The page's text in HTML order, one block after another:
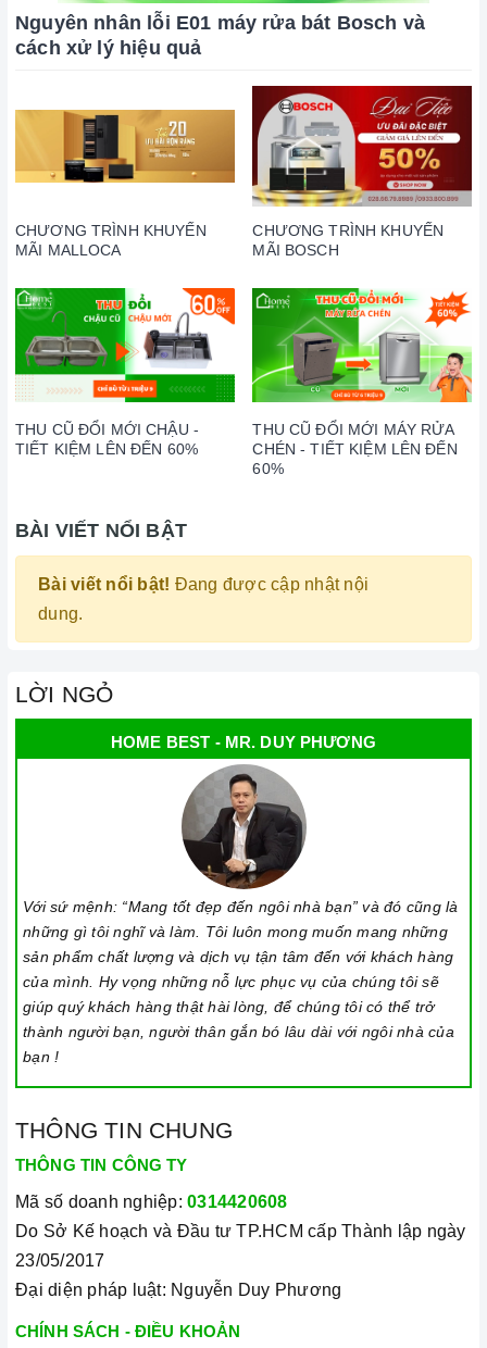
Nguyên nhân lỗi E01 máy rửa bát Bosch và
cách xử lý hiệu quả
CHƯƠNG TRÌNH KHUYẾN
MÃI MALLOCA
CHƯƠNG TRÌNH KHUYẾN
MÃI BOSCH
THU CŨ ĐỔI MỚI CHẬU -
TIẾT KIỆM LÊN ĐẾN 60%
THU CŨ ĐỔI MỚI MÁY RỬA
CHÉN - TIẾT KIỆM LÊN ĐẾN
60%
BÀI VIẾT NỔI BẬT
Bài viết nổi bật! Đang được cập nhật nội
dung.
LỜI NGỎ
HOME BEST - MR. DUY PHƯƠNG
Với sứ mệnh: “Mang tốt đẹp đến ngôi nhà bạn” và đó cũng là
những gì tôi nghĩ và làm. Tôi luôn mong muốn mang những
sản phẩm chất lượng và dịch vụ tận tâm đến với khách hàng
của mình. Hy vọng những nỗ lực phục vụ của chúng tôi sẽ
giúp quý khách hàng thật hài lòng, để chúng tôi có thể trở
thành người bạn, người thân gắn bó lâu dài với ngôi nhà của
bạn !
THÔNG TIN CHUNG
THÔNG TIN CÔNG TY
Mã số doanh nghiệp: 0314420608
Do Sở Kế hoạch và Đầu tư TP.HCM cấp Thành lập ngày
23/05/2017
Đại diện pháp luật: Nguyễn Duy Phương
CHÍNH SÁCH - ĐIỀU KHOẢN